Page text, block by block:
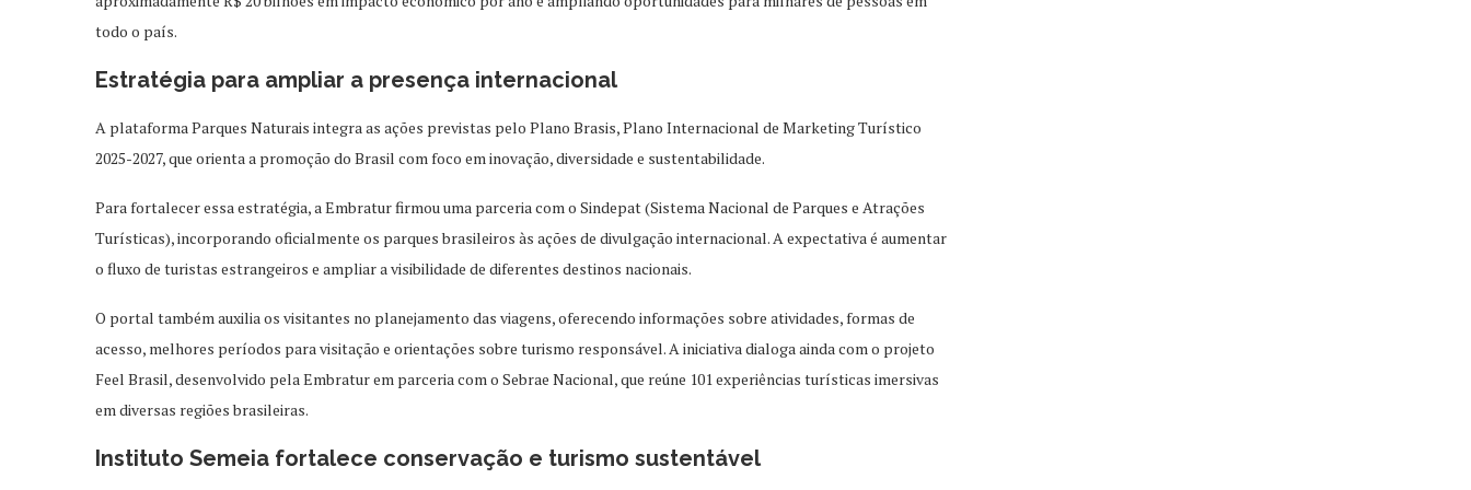
todo o país.
Estratégia para ampliar a presença internacional
A plataforma Parques Naturais integra as ações previstas pelo Plano Brasis, Plano Internacional de Marketing Turístico
2025-2027, que orienta a promoção do Brasil com foco em inovação, diversidade e sustentabilidade.
Para fortalecer essa estratégia, a Embratur firmou uma parceria com o Sindepat (Sistema Nacional de Parques e Atrações
Turísticas), incorporando oficialmente os parques brasileiros às ações de divulgação internacional. A expectativa é aumentar
o fluxo de turistas estrangeiros e ampliar a visibilidade de diferentes destinos nacionais.
O portal também auxilia os visitantes no planejamento das viagens, oferecendo informações sobre atividades, formas de
acesso, melhores períodos para visitação e orientações sobre turismo responsável. A iniciativa dialoga ainda com o projeto
Feel Brasil, desenvolvido pela Embratur em parceria com o Sebrae Nacional, que reúne 101 experiências turísticas imersivas
em diversas regiões brasileiras.
Instituto Semeia fortalece conservação e turismo sustentável